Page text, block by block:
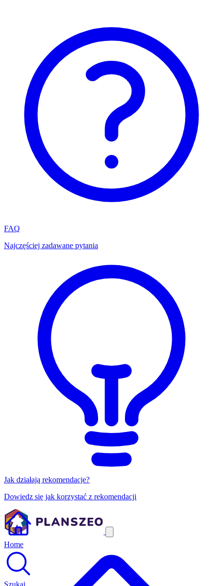
FAQ
Najczęściej zadawane pytania
Jak działają rekomendacje?
Dowiedz się jak korzystać z rekomendacji
Home
Szukaj